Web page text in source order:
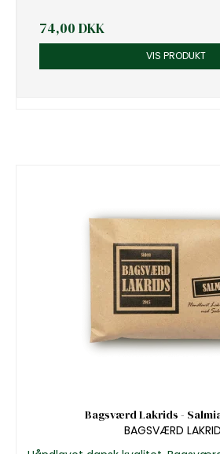
74,00 DKK
VIS PRODUKT
Bagsværd Lakrids -
BAGSVÆRD